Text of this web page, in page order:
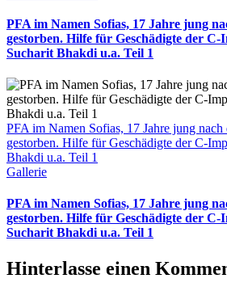
PFA im Namen Sofias, 17 Jahre jung
gestorben. Hilfe für Geschädigte der
Sucharit Bhakdi u.a. Teil 1
PFA im Namen Sofias, 17 Jahre jung
gestorben. Hilfe für Geschädigte der C-
Bhakdi u.a. Teil 1
Gallerie
PFA im Namen Sofias, 17 Jahre jung
gestorben. Hilfe für Geschädigte der
Sucharit Bhakdi u.a. Teil 1
Hinterlasse einen